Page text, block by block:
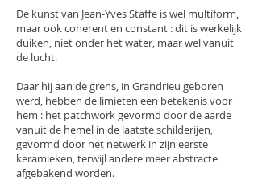
De kunst van Jean-Yves Staffe is wel multiform,
maar ook coherent en constant : dit is werkelijk
duiken, niet onder het water, maar wel vanuit
de lucht.
Daar hij aan de grens, in Grandrieu geboren
werd, hebben de limieten een betekenis voor
hem : het patchwork gevormd door de aarde
vanuit de hemel in de laatste schilderijen,
gevormd door het netwerk in zijn eerste
keramieken, terwijl andere meer abstracte
afgebakend worden.